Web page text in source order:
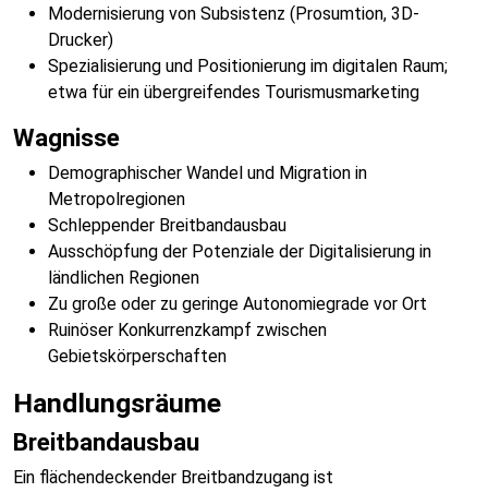
Modernisierung von Subsistenz (Prosumtion, 3D-
Drucker)
Spezialisierung und Positionierung im digitalen Raum;
etwa für ein übergreifendes Tourismusmarketing
Wagnisse
Demographischer Wandel und Migration in
Metropolregionen
Schleppender Breitbandausbau
Ausschöpfung der Potenziale der Digitalisierung in
ländlichen Regionen
Zu große oder zu geringe Autonomiegrade vor Ort
Ruinöser Konkurrenzkampf zwischen
Gebietskörperschaften
Handlungsräume
Breitbandausbau
Ein flächendeckender Breitbandzugang ist